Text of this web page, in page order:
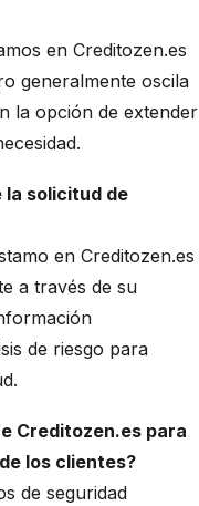
en Creditozen.es
generalmente oscila
la opción de extender
la solicitud de
en Creditozen.es
a través de su
de riesgo para
Creditozen.es para
los clientes?
de seguridad